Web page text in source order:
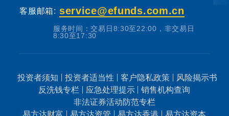
出适当性匹配意见。本基金法律文件中涉及基
金风险特征的表述与基金销售机构对基金的风
险评级可能不一致，您在做出投资决策之前，
书，充分认识本基金的风险收益特征和产品特
性，认真考虑本基金存在的各项风险因素，并
根据自身的投资目的、投资期限、投资经验、
客服邮箱: service@efunds.com.cn
服务时间：交易日8:30至22:00，非交易日
8:30至17:30
投资者须知 投资者适当性 客户隐私政策
风险揭示书
反洗钱专栏
应急处理提示
销售机构查询
非法证券活动防范专栏
易方达财富
易方达资管 易方达香港 易方达资本